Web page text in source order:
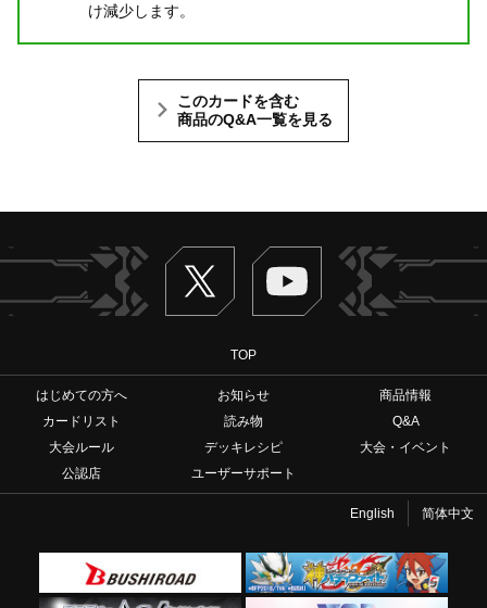
け減少します。
このカードを含む
商品のQ&A一覧を見る
Twitter ヴァンガードch
TOP
はじめての方へ お知らせ
商品情報
カードリスト
読み物
Q&A
大会ルール
デッキレシピ
大会・イベント
公認店
ユーザーサポート
English 简体中文